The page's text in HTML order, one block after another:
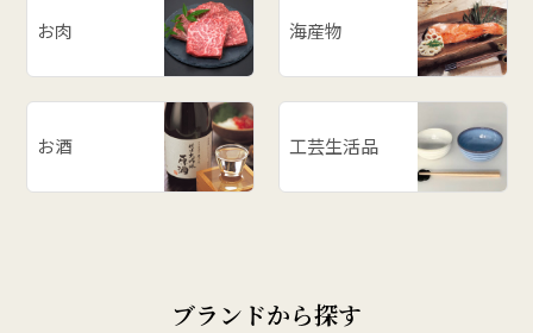
お肉 海産物
お酒 工芸生活品
ブランドから探す